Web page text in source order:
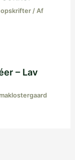
/ Af
– Lav